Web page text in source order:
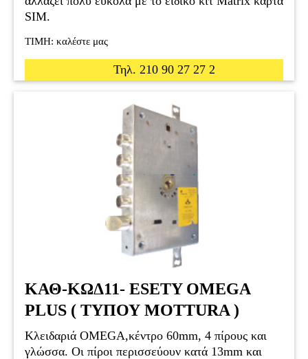
SIM.
ΤΙΜΗ: καλέστε μας
Τηλ. 210 90 27 27 2
ΚΑΘ-ΚΩΔ11- ESETY OMEGA
PLUS ( ΤΥΠΟΥ MOTTURA )
Κλειδαριά OMEGA,κέντρο 60mm, 4 πίρους και
γλώσσα. Οι πίροι περισσεύουν κατά 13mm και